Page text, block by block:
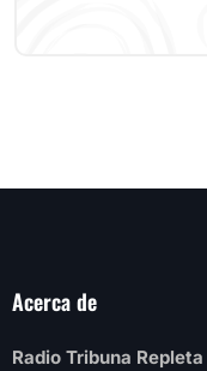
Acerca de
Radio Tribuna Repleta